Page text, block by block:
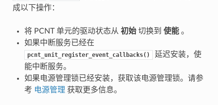
成以下操作：
将 PCNT 单元的驱动状态从 初始切换到 使能。
如果中断服务已经在
pcnt_unit_register_event_callbacks()
延迟安装，使
能中断服务。
如果电源管理锁已经安装，获取该电源管理锁。请参
考 电源管理 获取更多信息。